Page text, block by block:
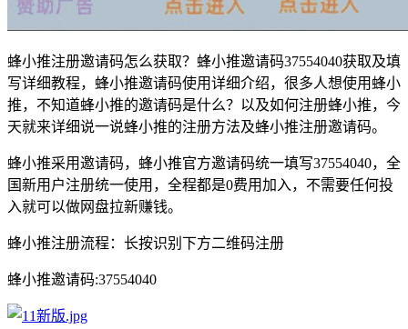
蜂小推注册邀请码怎么获取？蜂小推邀请码37554040获取及填
写详细教程，蜂小推邀请码使用详细介绍，很多人想使用蜂小
推，不知道蜂小推的邀请码是什么？以及如何注册蜂小推，今
天就来详细说一说蜂小推的注册方法及蜂小推注册邀请码。
蜂小推采用邀请码，蜂小推官方邀请码统一填写37554040，全
国新用户注册统一使用，全程都是0费用加入，不需要任何投
入就可以做网盘拉新赚钱。
蜂小推注册流程：长按识别下方二维码注册
蜂小推邀请码:37554040